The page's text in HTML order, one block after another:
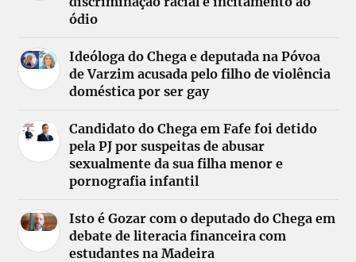
ódio
Ideóloga do Chega e deputada na Póvoa
de Varzim acusada pelo filho de violência
doméstica por ser gay
Candidato do Chega em Fafe foi detido
pela PJ por suspeitas de abusar
sexualmente da sua filha menor e
pornografia infantil
Isto é Gozar com o deputado do Chega em
debate de literacia financeira com
estudantes na Madeira